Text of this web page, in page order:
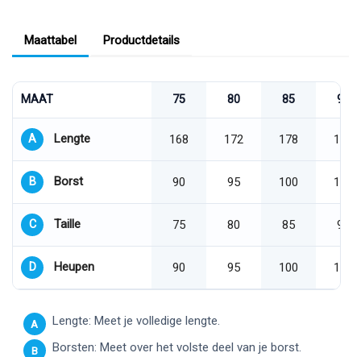
Maattabel Productdetails
MAAT 75 80 85 90
A Lengte 168 172 178 180
B Borst 90 95 100 105
C Taille 75 80 85 90
D Heupen 90 95 100 105
A Lengte: Meet je volledige lengte.
B Borsten: Meet over het volste deel van je borst.